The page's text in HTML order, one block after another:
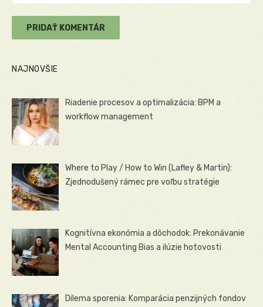
NAJNOVŠIE
Riadenie procesov a optimalizácia: BPM a
workflow management
Where to Play / How to Win (Lafley & Martin):
Zjednodušený rámec pre voľbu stratégie
Kognitívna ekonómia a dôchodok: Prekonávanie
Mental Accounting Bias a ilúzie hotovosti
Dilema sporenia: Komparácia penzijných fondov